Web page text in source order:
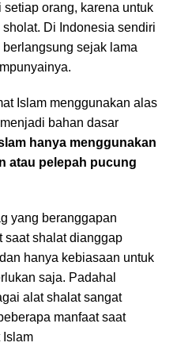
orang, karena untuk
Di Indonesia sendiri
sejak lama
Islam menggunakan alas
bahan dasar
hanya menggunakan
atau pelepah pucung
yang beranggapan
saat shalat dianggap
hanya kebiasaan untuk
saja. Padahal
alat shalat sangat
manfaat saat
Islam